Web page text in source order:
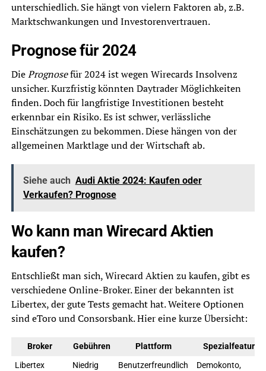
unterschiedlich. Sie hängt von vielern Faktoren ab, z.B.
Marktschwankungen und Investorenvertrauen.
Prognose für 2024
DiePrognosefür 2024 ist wegen Wirecards Insolvenz
unsicher. Kurzfristig könnten Daytrader Möglichkeiten
finden. Doch für langfristige Investitionen besteht
erkennbar ein Risiko. Es ist schwer, verlässliche
Einschätzungen zu bekommen. Diese hängen von der
allgemeinen Marktlage und der Wirtschaft ab.
Siehe auch Audi Aktie 2024: Kaufen oder
Verkaufen? Prognose
Wo kann man Wirecard Aktien
kaufen?
Entschließt man sich, Wirecard Aktien zu kaufen, gibt es
verschiedene Online-Broker. Einer der bekannten ist
Libertex, der gute Tests gemacht hat. Weitere Optionen
sind eToro und Consorsbank. Hier eine kurze Übersicht:
Broker Gebühren Plattform
Spezialfeatures
Libertex
Niedrig Benutzerfreundlich
Demokonto,